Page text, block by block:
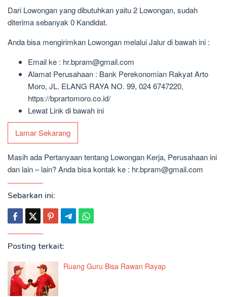
Dari Lowongan yang dibutuhkan yaitu 2 Lowongan, sudah
diterima sebanyak 0 Kandidat.
Anda bisa mengirimkan Lowongan melalui Jalur di bawah ini :
Email ke : hr.bpram@gmail.com
Alamat Perusahaan : Bank Perekonomian Rakyat Arto
Moro, JL. ELANG RAYA NO. 99, 024 6747220,
https://bprartomoro.co.id/
Lewat Link di bawah ini
Lamar Sekarang
Masih ada Pertanyaan tentang Lowongan Kerja, Perusahaan ini
dan lain – lain? Anda bisa kontak ke : hr.bpram@gmail.com
Sebarkan ini:
Posting terkait:
Ruang Guru Bisa Rawan Rayap